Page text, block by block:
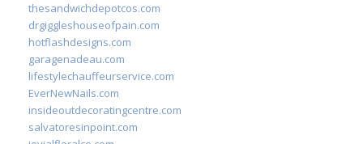
thesandwichdepotcos.com
drgiggleshouseofpain.com
hotflashdesigns.com
garagenadeau.com
lifestylechauffeurservice.com
EverNewNails.com
insideoutdecoratingcentre.com
salvatoresinpoint.com